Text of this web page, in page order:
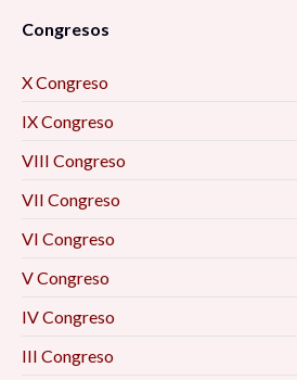
Congresos
X Congreso
IX Congreso
VIII Congreso
VII Congreso
VI Congreso
V Congreso
IV Congreso
III Congreso